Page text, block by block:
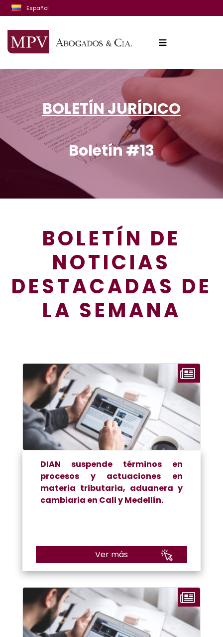
Español
BOLETÍN JURÍDICO
Boletín #13
BOLETÍN DE
NOTICIAS
DESTACADAS DE
LA SEMANA
DIAN suspende términos en
procesos y actuaciones en
materia tributaria, aduanera y
cambiaria en Cali y Medellín.
Ver más